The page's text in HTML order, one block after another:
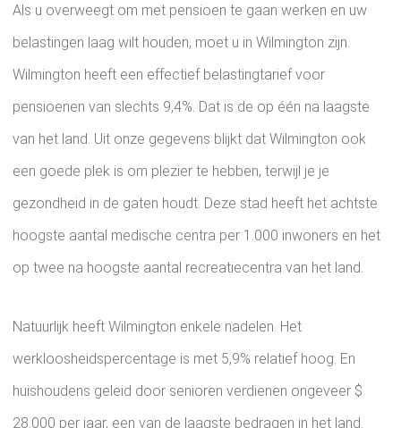
Als u overweegt om met pensioen te gaan werken en uw
belastingen laag wilt houden, moet u in Wilmington zijn.
Wilmington heeft een effectief belastingtarief voor
pensioenen van slechts 9,4%. Dat is de op één na laagste
van het land. Uit onze gegevens blijkt dat Wilmington ook
een goede plek is om plezier te hebben, terwijl je je
gezondheid in de gaten houdt. Deze stad heeft het achtste
hoogste aantal medische centra per 1.000 inwoners en het
op twee na hoogste aantal recreatiecentra van het land.
Natuurlijk heeft Wilmington enkele nadelen. Het
werkloosheidspercentage is met 5,9% relatief hoog. En
huishoudens geleid door senioren verdienen ongeveer $
28.000 per jaar, een van de laagste bedragen in het land.